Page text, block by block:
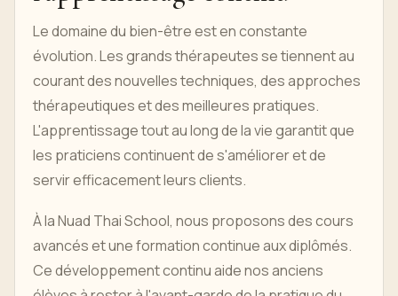
Le domaine du bien-être est en constante
évolution. Les grands thérapeutes se tiennent au
courant des nouvelles techniques, des approches
thérapeutiques et des meilleures pratiques.
L'apprentissage tout au long de la vie garantit que
les praticiens continuent de s'améliorer et de
servir efficacement leurs clients.
À la Nuad Thai School, nous proposons des cours
avancés et une formation continue aux diplômés.
Ce développement continu aide nos anciens